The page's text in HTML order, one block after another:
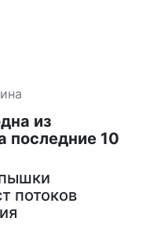
из
последние 10
потоков